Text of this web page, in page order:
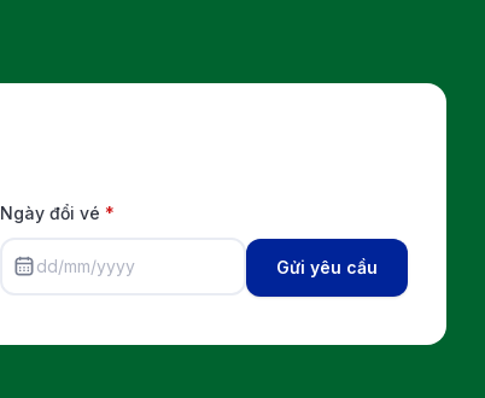
Ngày đổi vé *
dd/mm/yyyy Gửi yêu cầu